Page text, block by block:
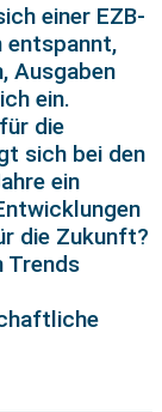
einer EZB-
entspannt,
Ausgaben
ein.
die
sich bei den
ein
die Zukunft?
Trends